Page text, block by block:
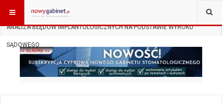
JESTEŚ TUTAJ: START
ANALIZA BŁĘDÓW IMPLANTOLOGICZNYCH NA PODSTAWIE WYROKU
SĄDOWEGO